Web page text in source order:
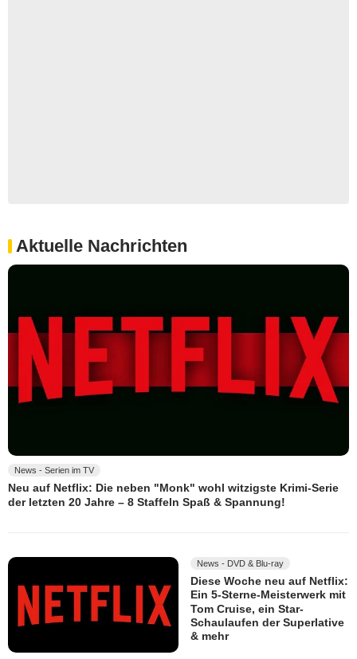
Aktuelle Nachrichten
News - Serien im TV
Neu auf Netflix: Die neben "Monk" wohl witzigste Krimi-Serie
der letzten 20 Jahre – 8 Staffeln Spaß & Spannung!
News - DVD & Blu-ray
Diese Woche neu auf Netflix:
Ein 5-Sterne-Meisterwerk mit
Tom Cruise, ein Star-
Schaulaufen der Superlative
& mehr